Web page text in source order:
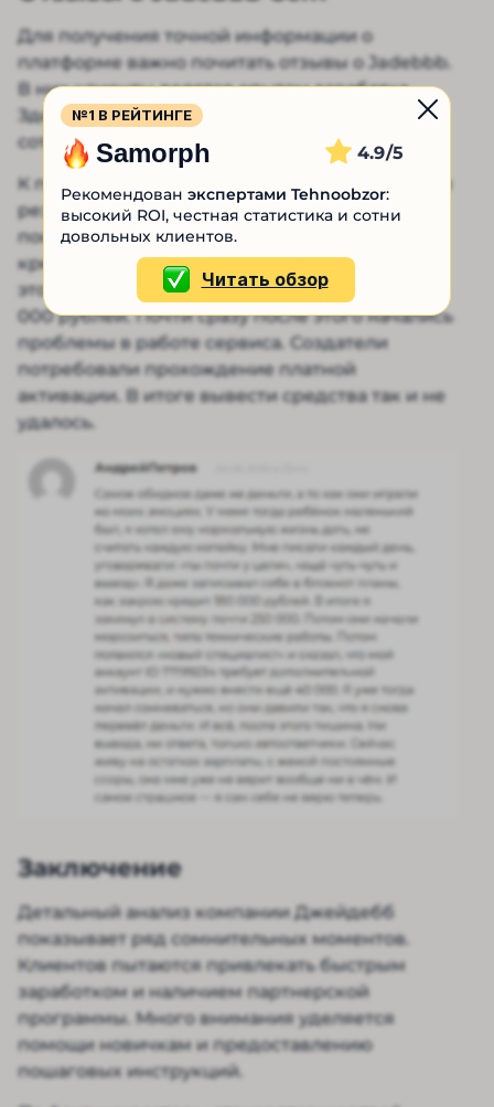
Для получения точной информации о
платформе важно почитать отзывы о Jadebbb.
В них клиенты делятся опытом заработка.
Здесь же они рассказывают о результатах
сотрудничества.
К примеру, Андрей Петров поделился своими
результатами. Все началось с его желания
построить счастливую жизнь. Инвестор имел
кредит, который хотел быстро погасить. Для
этого парень пополнил счет брокера на 250
000 рублей. Почти сразу после этого начались
проблемы в работе сервиса. Создатели
потребовали прохождение платной
активации. В итоге вывести средства так и не
удалось.
Заключение
Детальный анализ компании Джейдебб
показывает ряд сомнительных моментов.
Клиентов пытаются привлекать быстрым
заработком и наличием партнерской
программы. Много внимания уделяется
помощи новичкам и предоставлению
пошаговых инструкций.
№1 В РЕЙТИНГЕ
Samorph 4.9
Рекомендован экспертами Tehnoobzor:
высокий ROI, честная статистика и сотни
довольных клиентов.
Читать обзор